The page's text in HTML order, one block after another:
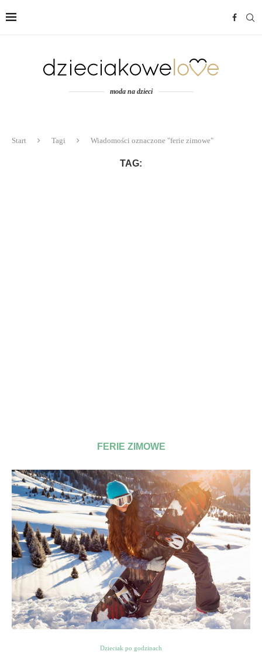
moda na dzieci
Start Tagi Wiadomości oznaczone "ferie zimowe"
TAG:
FERIE ZIMOWE
Dzieciak po godzinach